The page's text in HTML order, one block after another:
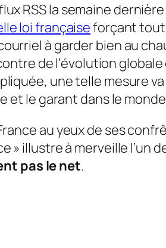
RSS la semaine
loi françaiseforçant tout
à garder bien au
de l’évolution
une telle mesure
et le garant dans le
au yeux de ses
» illustre à merveille l’un
pas le net.